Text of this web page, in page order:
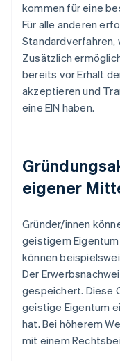
kommen für eine
Für alle anderen
Standardverfahren,
Zusätzlich
bereits vor Erhalt
akzeptieren und
eine EIN haben.
eigener
Gründer/innen
geistigem
können
Der
gespeichert. Diese
geistige Eigentum
hat. Bei höherem
mit einem